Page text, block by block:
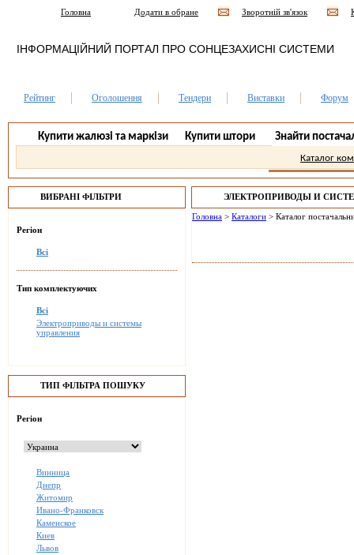
Головна Додати в обране Зворотній зв'язок
ІНФОРМАЦІЙНИЙ ПОРТАЛ ПРО СОНЦЕЗАХИСНІ СИСТЕМИ
Рейтинг Оголошення Тендери Виставки Форум
Купити жалюзі та маркізи Купити штори Знайти
Каталог
ВИБРАНІ ФІЛЬТРИ
Регіон
Всі
Тип комплектуючих
Всі
Электроприводы и системы
управления
ТИП ФІЛЬТРА ПОШУКУ
Регіон
Винница
Днепр
Житомир
Ивано-Франковск
Каменское
Киев
Львов
ЭЛЕКТРОПРИВОДЫ И
СИМФЕРОПОЛЬ.
Головна > Каталоги > Каталог